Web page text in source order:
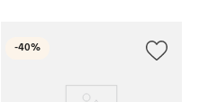
-40%